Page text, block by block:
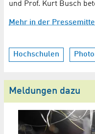
und Prof. Kurt Busch
Mehr in der
Hochschulen
Meldungen dazu